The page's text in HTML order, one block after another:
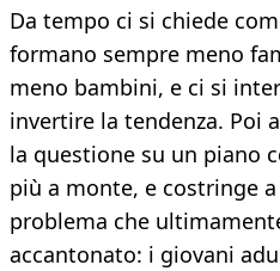
Da tempo ci si chiede
formano sempre meno
meno bambini, e ci si
invertire la tendenza. Poi
la questione su un piano
più a monte, e costringe
problema che
accantonato: i giovani